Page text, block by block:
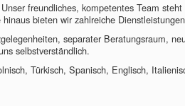
freundliches, kompetentes Team
bieten wir zahlreiche
separater Beratungsraum,
selbstverständlich.
Türkisch, Spanisch, Englisch,